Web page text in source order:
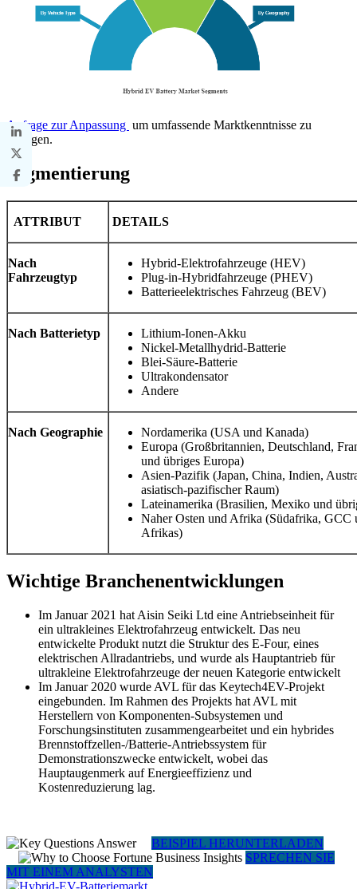
Anfrage zur Anpassung um umfassende Marktkenntnisse zu
erlangen.
Segmentierung
ATTRIBUT DETAILS
Nach
Fahrzeugtyp
Hybrid-Elektrofahrzeuge (HEV)
Plug-in-Hybridfahrzeuge (PHEV)
Batterieelektrisches Fahrzeug (BEV)
Nach Batterietyp
Lithium-Ionen-Akku
Nickel-Metallhydrid-Batterie
Blei-Säure-Batterie
Ultrakondensator
Andere
Nach Geographie
Nordamerika (USA und Kanada)
Europa (Großbritannien, Deutschland,
und übriges Europa)
Asien-Pazifik (Japan, China, Indien,
asiatisch-pazifischer Raum)
Lateinamerika (Brasilien, Mexiko und
Naher Osten und Afrika (Südafrika, GCC
Afrikas)
Wichtige Branchenentwicklungen
Im Januar 2021 hat Aisin Seiki Ltd eine Antriebseinheit für
ein ultrakleines Elektrofahrzeug entwickelt. Das neu
entwickelte Produkt nutzt die Struktur des E-Four, eines
elektrischen Allradantriebs, und wurde als Hauptantrieb für
ultrakleine Elektrofahrzeuge der neuen Kategorie entwickelt
Im Januar 2020 wurde AVL für das Keytech4EV-Projekt
eingebunden. Im Rahmen des Projekts hat AVL mit
Herstellern von Komponenten-Subsystemen und
Forschungsinstituten zusammengearbeitet und ein hybrides
Brennstoffzellen-/Batterie-Antriebssystem für
Demonstrationszwecke entwickelt, wobei das
Hauptaugenmerk auf Energieeffizienz und
Kostenreduzierung lag.
BEISPIEL HERUNTERLADEN
SPRECHEN SIE
MIT EINEM ANALYSTEN